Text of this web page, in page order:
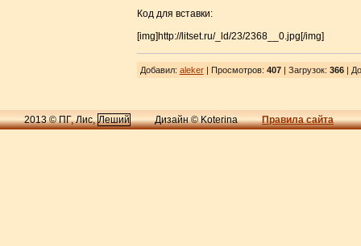
Код для вставки:
[img]http://litset.ru/_ld/23/2368__0.jpg[/img]
Добавил: aleker| Просмотров: 407| Загрузок: 366|
2013 © ПГ, Лис,Леший Дизайн © Koterina Правила сайта